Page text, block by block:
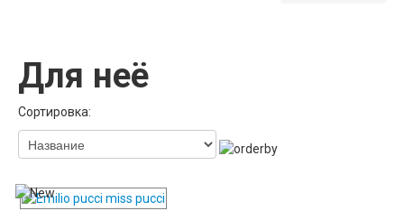
Для неё
Сортировка: